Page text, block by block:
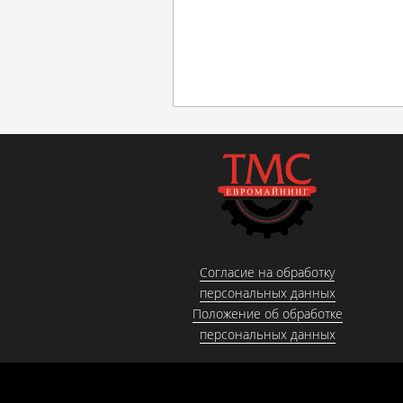
Согласие на обработку
персональных данных
Положение об обработке
персональных данных